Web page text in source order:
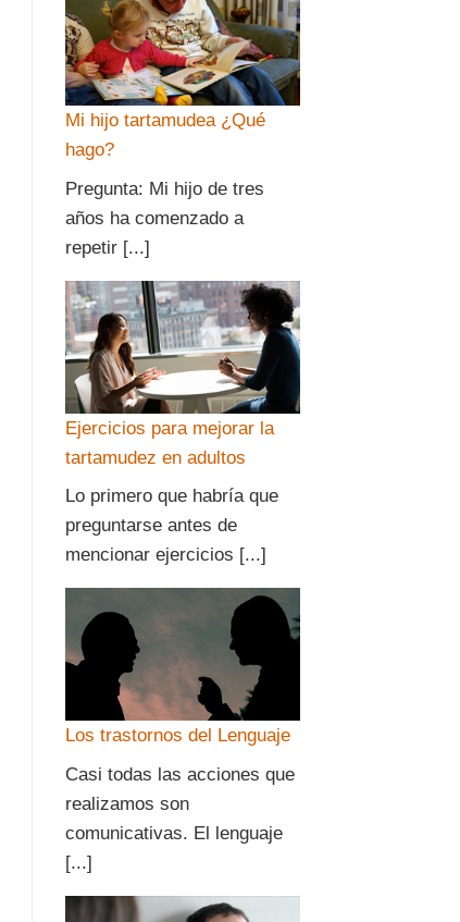
Mi hijo tartamudea ¿Qué
hago?
Pregunta: Mi hijo de tres
años ha comenzado a
repetir [...]
Ejercicios para mejorar la
tartamudez en adultos
Lo primero que habría que
preguntarse antes de
mencionar ejercicios [...]
Los trastornos del Lenguaje
Casi todas las acciones que
realizamos son
comunicativas. El lenguaje
[...]